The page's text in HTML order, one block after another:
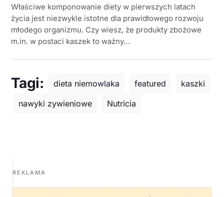
Właściwe komponowanie diety w pierwszych latach
życia jest niezwykle istotne dla prawidłowego rozwoju
młodego organizmu. Czy wiesz, że produkty zbożowe
m.in. w postaci kaszek to ważny…
Tagi: dieta niemowlaka featured
kaszki
nawyki zywieniowe
Nutricia
REKLAMA